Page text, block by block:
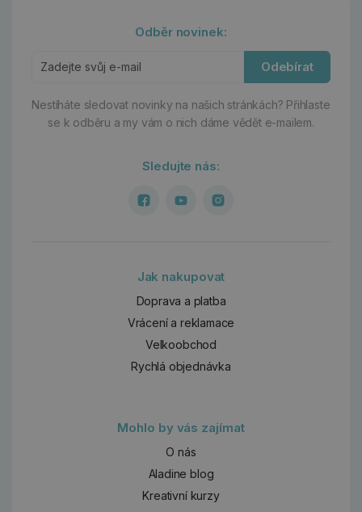
Odběr novinek:
Odebírat
Nestíháte sledovat novinky na našich stránkách? Přihlaste
se k odběru a my vám o nich dáme vědět e-mailem.
Sledujte nás:
Jak nakupovat
Doprava a platba
Vrácení a reklamace
Velkoobchod
Rychlá objednávka
Mohlo by vás zajímat
O nás
Aladine blog
Kreativní kurzy